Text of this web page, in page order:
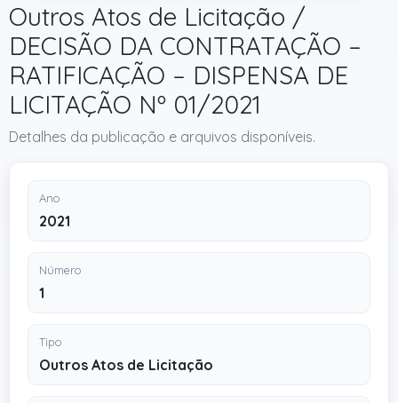
Outros Atos de Licitação /
DECISÃO DA CONTRATAÇÃO –
RATIFICAÇÃO – DISPENSA DE
LICITAÇÃO Nº 01/2021
Detalhes da publicação e arquivos disponíveis.
Ano
2021
Número
1
Tipo
Outros Atos de Licitação